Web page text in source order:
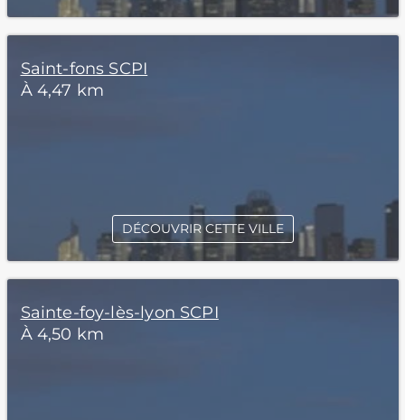
Saint-fons SCPI
À 4,47 km
DÉCOUVRIR CETTE VILLE
Sainte-foy-lès-lyon SCPI
À 4,50 km